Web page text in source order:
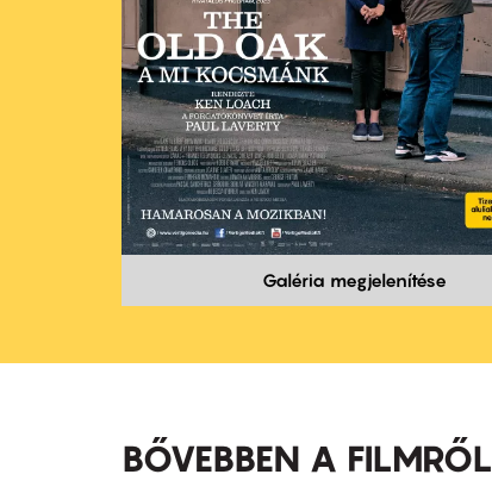
Galéria megjelenítése
BŐVEBBEN A FILMRŐL